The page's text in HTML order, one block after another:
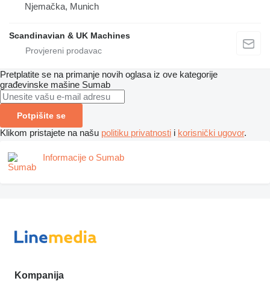
Njemačka, Munich
Scandinavian & UK Machines
Pretplatite se na primanje novih oglasa iz ove kategorije
građevinske mašine Sumab
Potpišite se
Klikom pristajete na našu politiku privatnosti i korisnički ugovor.
Informacije o Sumab
Kompanija